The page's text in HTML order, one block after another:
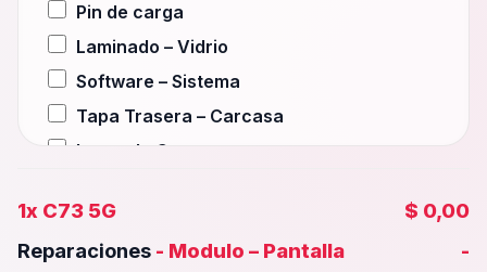
Pin de carga
Laminado – Vidrio
Software – Sistema
Tapa Trasera – Carcasa
Lente de Camara
Wifi – Señal – Antena
Camara Trasera
1x C73 5G
$ 0,00
Reparaciones - Modulo – Pantalla -